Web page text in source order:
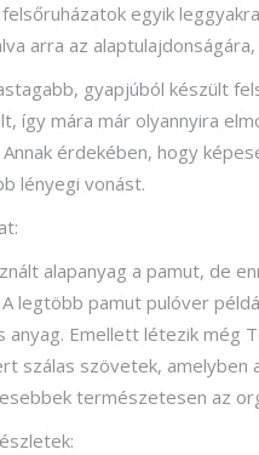
egyik
arra az
gyapjúból készült
így mára már olyannyira
érdekében, hogy
lényegi vonást.
alapanyag a pamut, de
legtöbb pamut pulóver
anyag. Emellett létezik még
szálas szövetek,
természetesen az